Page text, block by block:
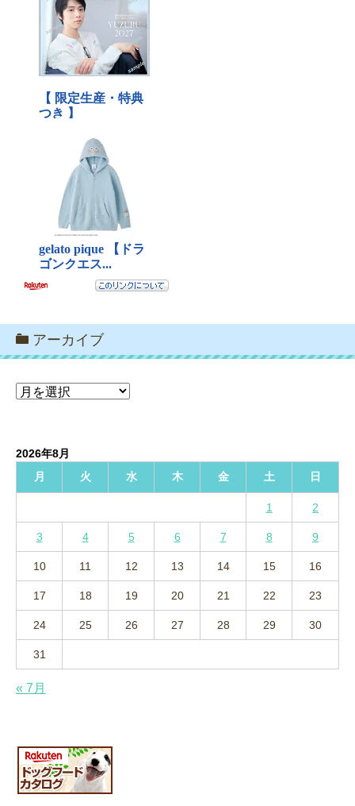
アーカイブ
ア
ブ
2026年8月
月
火 水 木 金 土 日
1 2
3 4 5 6 7 8 9
10 11 12 13 14 15 16
17 18 19 20 21 22 23
24 25 26 27 28 29 30
31
« 7月